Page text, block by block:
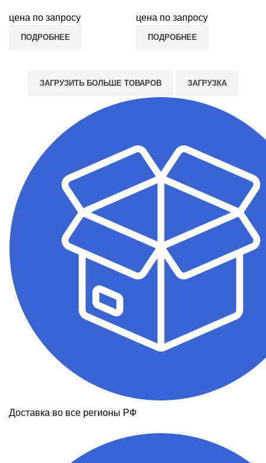
цена по запросу
ПОДРОБНЕЕ
цена по запросу
ПОДРОБНЕЕ
ЗАГРУЗИТЬ БОЛЬШЕ ТОВАРОВ ЗАГРУЗКА
Доставка во все регионы РФ